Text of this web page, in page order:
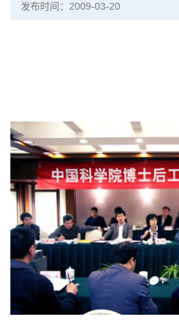
发布时间：2009-03-20